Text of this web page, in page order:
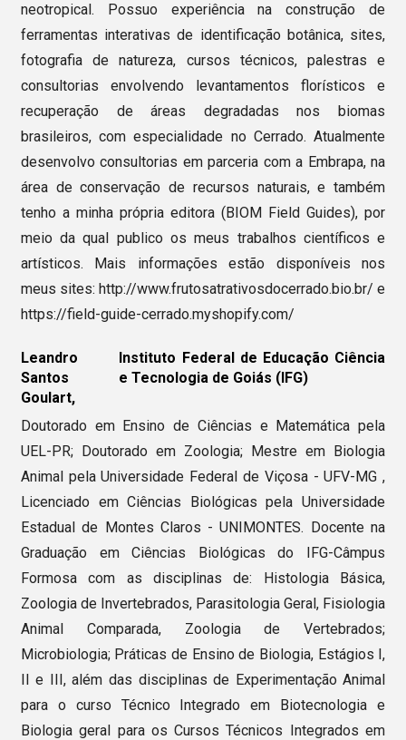
neotropical. Possuo experiência na construção de
ferramentas interativas de identificação botânica, sites,
fotografia de natureza, cursos técnicos, palestras e
consultorias envolvendo levantamentos florísticos e
recuperação de áreas degradadas nos biomas
brasileiros, com especialidade no Cerrado. Atualmente
desenvolvo consultorias em parceria com a Embrapa, na
área de conservação de recursos naturais, e também
tenho a minha própria editora (BIOM Field Guides), por
meio da qual publico os meus trabalhos científicos e
artísticos. Mais informações estão disponíveis nos
meus sites: http://www.frutosatrativosdocerrado.bio.br/ e
https://field-guide-cerrado.myshopify.com/
Leandro
Santos
Goulart,
Instituto Federal de Educação Ciência
e Tecnologia de Goiás (IFG)
Doutorado em Ensino de Ciências e Matemática pela
UEL-PR; Doutorado em Zoologia; Mestre em Biologia
Animal pela Universidade Federal de Viçosa - UFV-MG ,
Licenciado em Ciências Biológicas pela Universidade
Estadual de Montes Claros - UNIMONTES. Docente na
Graduação em Ciências Biológicas do IFG-Câmpus
Formosa com as disciplinas de: Histologia Básica,
Zoologia de Invertebrados, Parasitologia Geral, Fisiologia
Animal Comparada, Zoologia de Vertebrados;
Microbiologia; Práticas de Ensino de Biologia, Estágios I,
II e III, além das disciplinas de Experimentação Animal
para o curso Técnico Integrado em Biotecnologia e
Biologia geral para os Cursos Técnicos Integrados em